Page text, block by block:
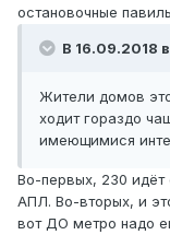
остановочные
В 16.09.2018
Жители домов
ходит гораздо
имеющимися
Во-первых, 230 идёт
АПЛ. Во-вторых, и
вот ДО метро надо